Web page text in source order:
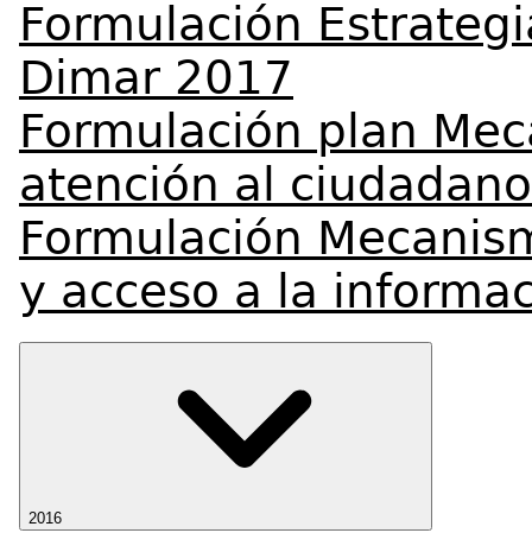
Formulación
Dimar 2017
Formulación plan
atención al
Formulación
y acceso a la
2016